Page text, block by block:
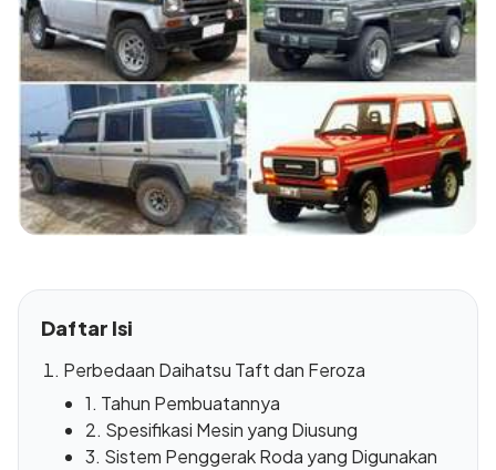
Daftar Isi
Perbedaan Daihatsu Taft dan Feroza
1. Tahun Pembuatannya
2. Spesifikasi Mesin yang Diusung
3. Sistem Penggerak Roda yang Digunakan